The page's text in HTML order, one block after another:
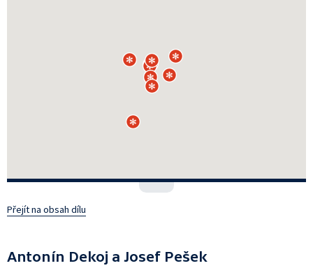
Přejít na obsah dílu
Antonín Dekoj a Josef Pešek